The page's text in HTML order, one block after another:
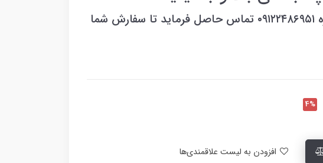
بعد از ثبت سفارس باشماره ۰۹۱۲۲۴۸۶۹۵۱ تماس حاصل فرماید تا سفارش شما
4%